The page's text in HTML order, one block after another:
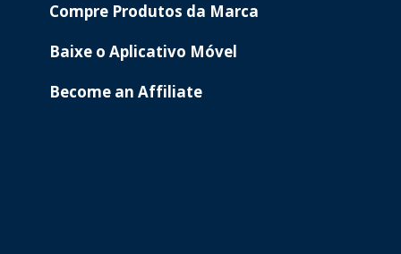
Compre Produtos da Marca
Baixe o Aplicativo Móvel
Become an Affiliate